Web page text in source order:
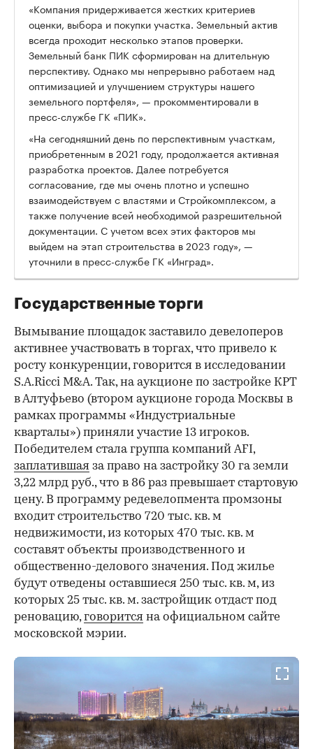
«Компания придерживается жестких критериев
оценки, выбора и покупки участка. Земельный актив
всегда проходит несколько этапов проверки.
Земельный банк ПИК сформирован на длительную
перспективу. Однако мы непрерывно работаем над
оптимизацией и улучшением структуры нашего
земельного портфеля», — прокомментировали в
пресс-службе ГК «ПИК».
«На сегодняшний день по перспективным участкам,
приобретенным в 2021 году, продолжается активная
разработка проектов. Далее потребуется
согласование, где мы очень плотно и успешно
взаимодействуем с властями и Стройкомплексом, а
также получение всей необходимой разрешительной
документации. С учетом всех этих факторов мы
выйдем на этап строительства в 2023 году», —
уточнили в пресс-службе ГК «Инград».
Государственные торги
Вымывание площадок заставило девелоперов
активнее участвовать в торгах, что привело к
росту конкуренции, говорится в исследовании
S.A.Ricci M&A. Так, на аукционе по застройке КРТ
в Алтуфьево (втором аукционе города Москвы в
рамках программы «Индустриальные
кварталы») приняли участие 13 игроков.
Победителем стала группа компаний AFI,
заплатившая за право на застройку 30 га земли
3,22 млрд руб., что в 86 раз превышает стартовую
цену. В программу редевелопмента промзоны
входит строительство 720 тыс. кв. м
недвижимости, из которых 470 тыс. кв. м
составят объекты производственного и
общественно-делового значения. Под жилье
будут отведены оставшиеся 250 тыс. кв. м, из
которых 25 тыс. кв. м. застройщик отдаст под
реновацию,говорится на официальном сайте
московской мэрии.